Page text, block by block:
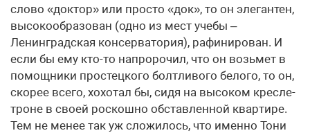
слово «доктор» или просто «док», то он элегантен,
высокообразован (одно из мест учебы –
Ленинградская консерватория), рафинирован. И
если бы ему кто-то напророчил, что он возьмет в
помощники простецкого болтливого белого, то он,
скорее всего, хохотал бы, сидя на высоком кресле-
троне в своей роскошно обставленной квартире.
Тем не менее так уж сложилось, что именно Тони